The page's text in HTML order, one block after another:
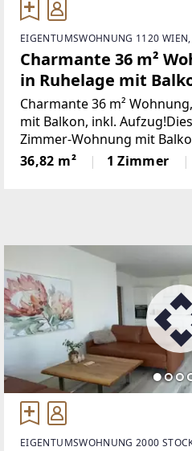
EIGENTUMSWOHNUNG 1120
Charmante 36 m²
in Ruhelage mit
Charmante 36 m²
mit Balkon, inkl.
Zimmer-Wohnung mit
auf ca. 36 m² eine ideale
Wohnkomfort, praktischer
36,82 m² 1 Zimmer
EIGENTUMSWOHNUNG 2000